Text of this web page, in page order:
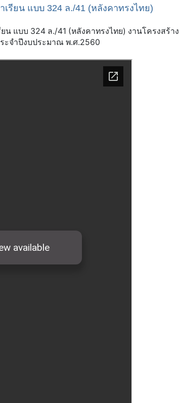
รียน แบบ 324 ล./41 (หลังคาทรงไทย)
แบบ 324 ล./41 (หลังคาทรงไทย) งานโครงสร้าง
ะจำปีงบประมาณ พ.ศ.2560